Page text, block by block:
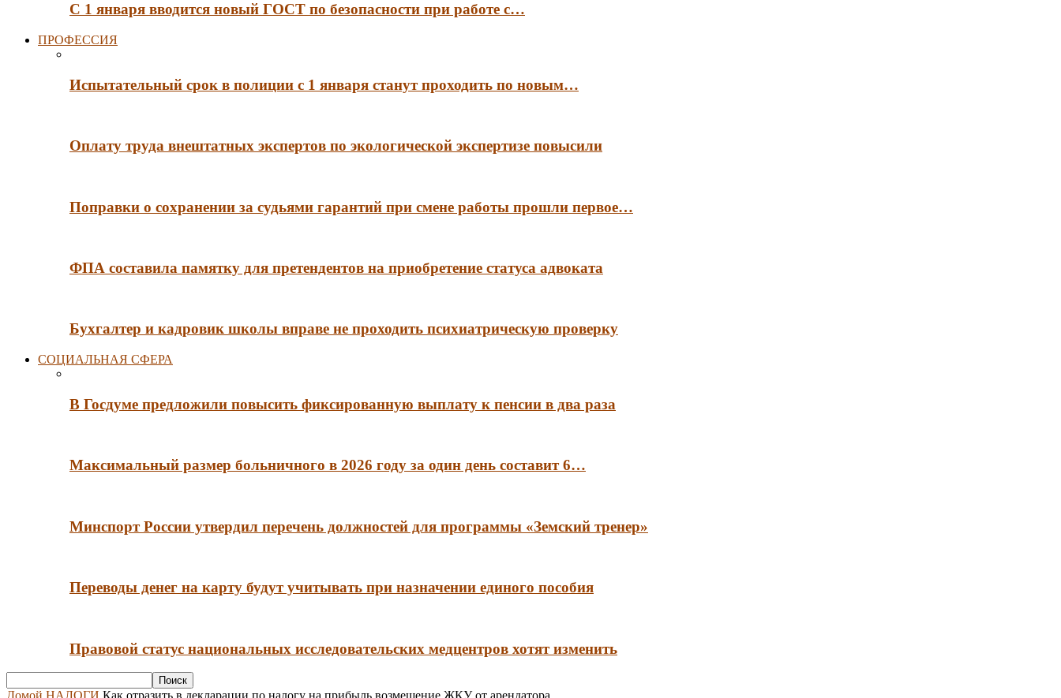
С 1 января вводится новый ГОСТ по безопасности при работе с…
ПРОФЕССИЯ
Испытательный срок в полиции с 1 января станут проходить по новым…
Оплату труда внештатных экспертов по экологической экспертизе повысили
Поправки о сохранении за судьями гарантий при смене работы прошли первое…
ФПА составила памятку для претендентов на приобретение статуса адвоката
Бухгалтер и кадровик школы вправе не проходить психиатрическую проверку
СОЦИАЛЬНАЯ СФЕРА
В Госдуме предложили повысить фиксированную выплату к пенсии в два раза
Максимальный размер больничного в 2026 году за один день составит 6…
Минспорт России утвердил перечень должностей для программы «Земский тренер»
Переводы денег на карту будут учитывать при назначении единого пособия
Правовой статус национальных исследовательских медцентров хотят изменить